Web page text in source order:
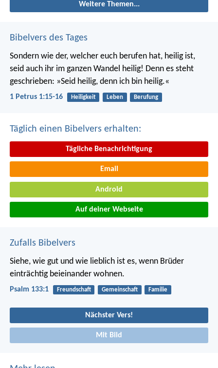
Weitere Themen...
Bibelvers des Tages
Sondern wie der, welcher euch berufen hat, heilig ist,
seid auch ihr im ganzen Wandel heilig! Denn es steht
geschrieben: »Seid heilig, denn ich bin heilig.«
1 Petrus 1:15-16 Heiligkeit Leben Berufung
Täglich einen Bibelvers erhalten:
Tägliche Benachrichtigung
Email
Android
Auf deiner Webseite
Zufalls Bibelvers
Siehe, wie gut und wie lieblich ist es, wenn Brüder
einträchtig beieinander wohnen.
Psalm 133:1 Freundschaft Gemeinschaft Familie
Nächster Vers!
Mit Bild